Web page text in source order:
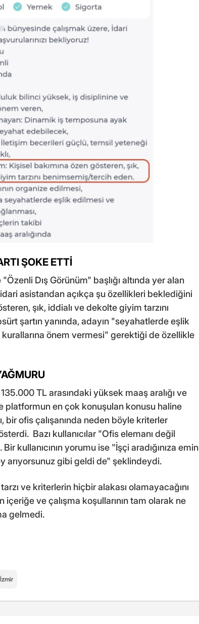
ŞOKE ETTİ
"Özenli Dış Görünüm" başlığı altında yer alan
asistandan açıkça şu özellikleri beklediğini
şık, iddialı ve dekolte giyim tarzını
şartın yanında, adayın "seyahatlerde eşlik
önem vermesi" gerektiği de özellikle
TL arasındaki yüksek maaş aralığı ve
platformun en çok konuşulan konusu haline
bir ofis çalışanında neden böyle kriterler
Bazı kullanıcılar "Ofis elemanı değil
kullanıcının yorumu ise "İşçi aradığınıza emin
arıyorsunuz gibi geldi de" şeklindeydi.
ve kriterlerin hiçbir alakası olamayacağını
ve çalışma koşullarının tam olarak ne
gelmedi.
İzmir